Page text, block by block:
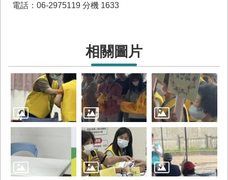
導
市
府
網
站
English
回
首
電話：06-2975119 分機 1633
相關圖片